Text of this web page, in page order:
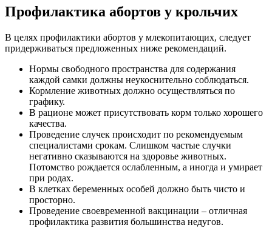
Профилактика абортов у крольчих
В целях профилактики абортов у млекопитающих, следует
придерживаться предложенных ниже рекомендаций.
Нормы свободного пространства для содержания
каждой самки должны неукоснительно соблюдаться.
Кормление животных должно осуществляться по
графику.
В рационе может присутствовать корм только хорошего
качества.
Проведение случек происходит по рекомендуемым
специалистами срокам. Слишком частые случки
негативно сказываются на здоровье животных.
Потомство рождается ослабленным, а иногда и умирает
при родах.
В клетках беременных особей должно быть чисто и
просторно.
Проведение своевременной вакцинации – отличная
профилактика развития большинства недугов.